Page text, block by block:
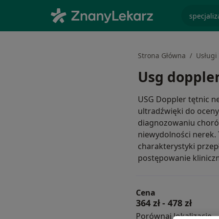
Strona Główna
Usg
USG Doppler tętnic
ultradźwięki do
diagnozowaniu
niewydolności
charakterystyki
postępowanie
Cena
364 zł- 478 zł
Porównaj lokalizacje